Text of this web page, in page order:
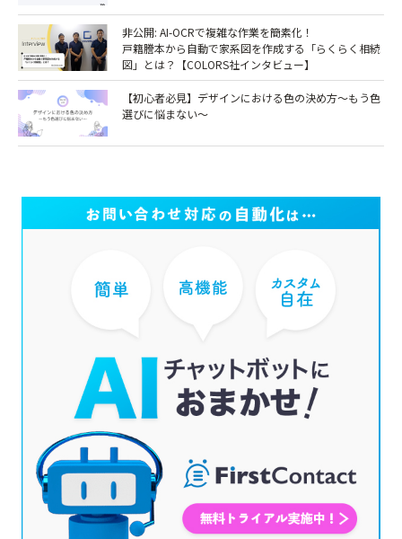
非公開: AI-OCRで複雑な作業を簡素化！
戸籍謄本から自動で家系図を作成する「らくらく相続
図」とは？【COLORS社インタビュー】
【初心者必見】デザインにおける色の決め方～もう色
選びに悩まない～